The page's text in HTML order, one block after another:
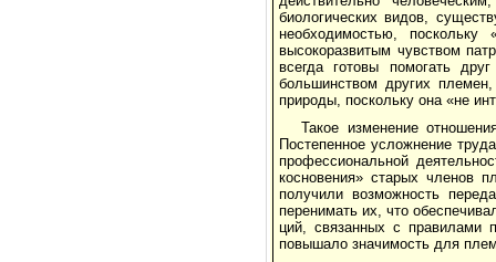
биологических видов,
необходимостью,
высокоразвитым чувством
всегда готовы помогать
большинством дру­гих
природы, поскольку она «не
Такое изменение
Постепенное усложне­ние
профессиональной
косновения» старых членов
получили возможность
перенимать их, что
ций, связанных с
повышало значимость для